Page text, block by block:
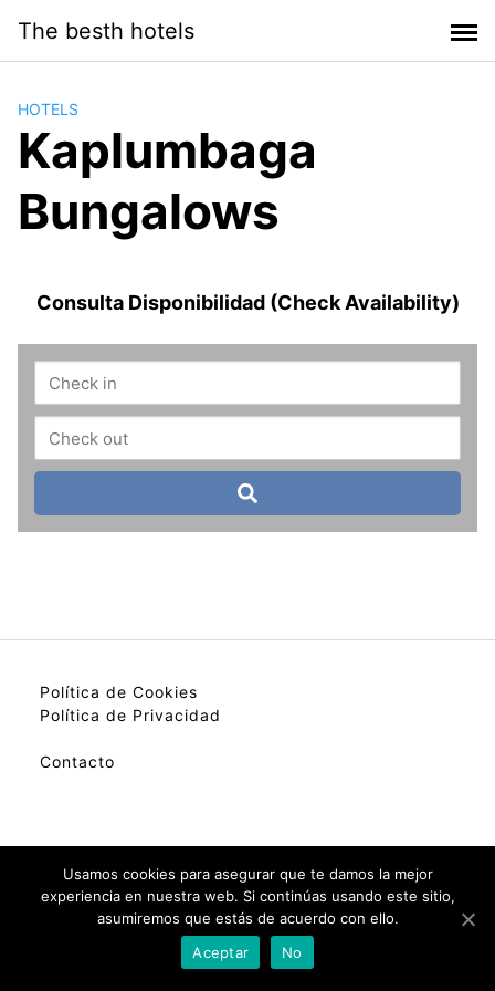
contenido
The besth hotels
HOTELS
Kaplumbaga
Bungalows
Consulta Disponibilidad (Check Availability)
Política de Cookies
Política de Privacidad
Contacto
Usamos cookies para asegurar que te damos la mejor
experiencia en nuestra web. Si continúas usando este sitio,
asumiremos que estás de acuerdo con ello.
Aceptar
No
Check Availability(Disponibilidad)